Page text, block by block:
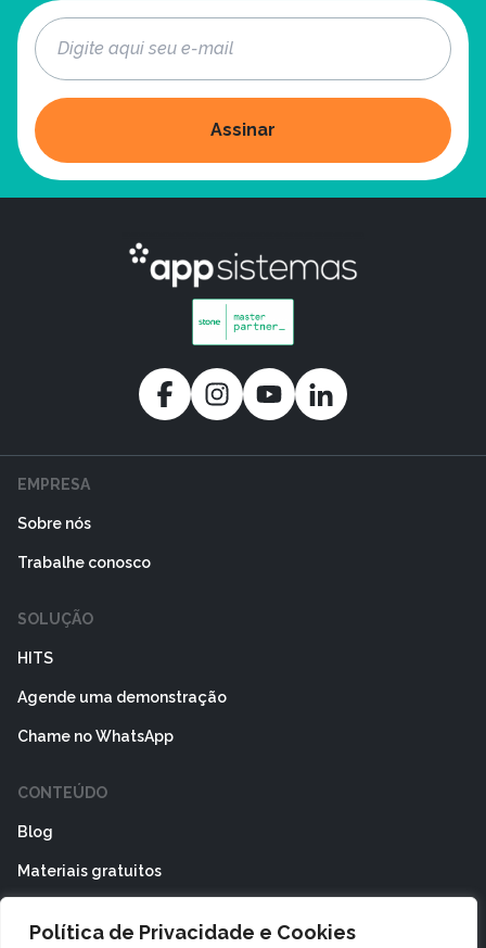
Política de Privacidade e Cookies
Assinar
EMPRESA
Sobre nós
Trabalhe conosco
SOLUÇÃO
HITS
Agende uma demonstração
Chame no WhatsApp
CONTEÚDO
Blog
Materiais gratuitos
ÁREA DO CLIENTE